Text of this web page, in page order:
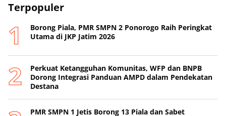
Terpopuler
Borong Piala, PMR SMPN 2 Ponorogo Raih Peringkat
Utama di JKP Jatim 2026
Perkuat Ketangguhan Komunitas, WFP dan BNPB
Dorong Integrasi Panduan AMPD dalam Pendekatan
Destana
PMR SMPN 1 Jetis Borong 13 Piala dan Sabet